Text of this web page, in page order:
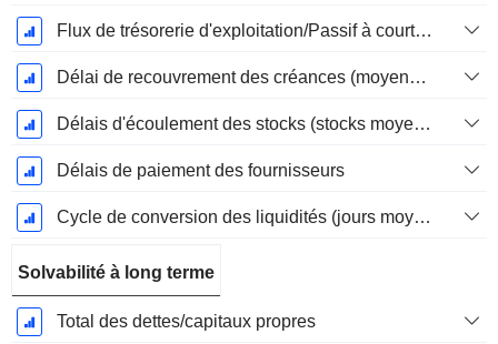
Flux de trésorerie d'exploitation/Passif à court terme
Délai de recouvrement des créances (moyenne des créances)
Délais d'écoulement des stocks (stocks moyens)
Délais de paiement des fournisseurs
Cycle de conversion des liquidités (jours moyens)
Solvabilité à long terme
Total des dettes/capitaux propres